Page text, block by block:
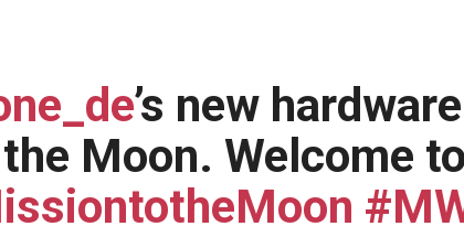
’s new
Moon. Welcome